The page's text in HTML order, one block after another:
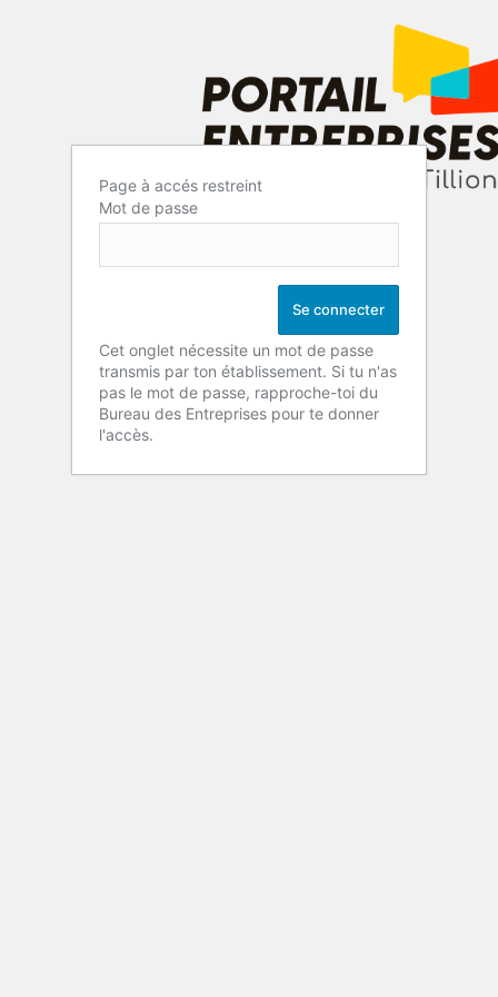
Page à accés restreint
Mot de passe
Cet onglet nécessite un mot de passe
transmis par ton établissement. Si tu n'as
pas le mot de passe, rapproche-toi du
Bureau des Entreprises pour te donner
l'accès.